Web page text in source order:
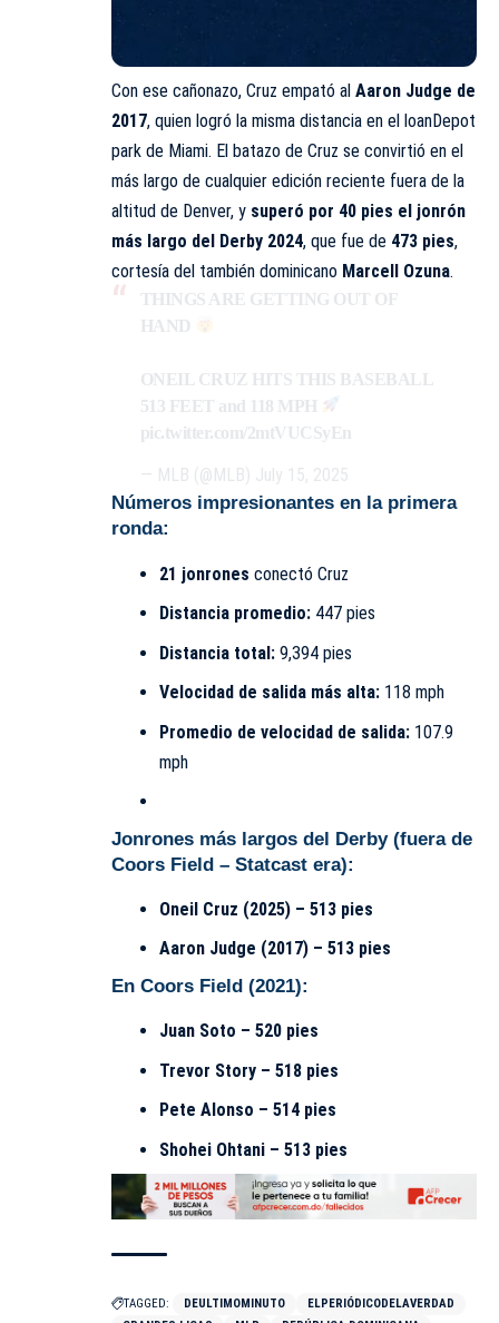
Con ese cañonazo, Cruz empató al Aaron Judge de
2017, quien logró la misma distancia en el loanDepot
park de Miami. El batazo de Cruz se convirtió en el
más largo de cualquier edición reciente fuera de la
altitud de Denver, y superó por 40 pies el jonrón
más largo del Derby 2024, que fue de 473 pies,
cortesía del también dominicano Marcell Ozuna.
THINGS ARE GETTING OUT OF
HAND
ONEIL CRUZ HITS THIS BASEBALL
513 FEET and 118 MPH
pic.twitter.com/2mtVUCSyEn
— MLB (@MLB) July 15, 2025
Números impresionantes en la primera
ronda:
21 jonrones conectó Cruz
Distancia promedio:447 pies
Distancia total:9,394 pies
Velocidad de salida más alta:118 mph
Promedio de velocidad de salida:107.9
mph
Jonrones más largos del Derby (fuera de
Coors Field – Statcast era):
Oneil Cruz (2025) – 513 pies
Aaron Judge (2017) – 513 pies
En Coors Field (2021):
Juan Soto – 520 pies
Trevor Story – 518 pies
Pete Alonso – 514 pies
Shohei Ohtani – 513 pies
TAGGED: DEULTIMOMINUTO
ELPERIÓDICODELAVERDAD